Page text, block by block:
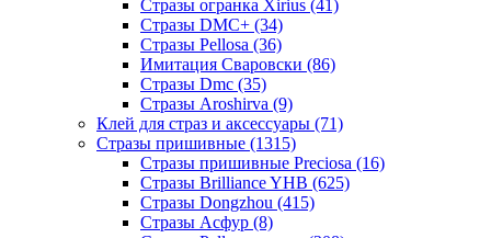
Стразы огранка Xirius (41)
Стразы DMC+ (34)
Стразы Pellosa (36)
Имитация Сваровски (86)
Стразы Dmc (35)
Стразы Aroshirva (9)
Клей для страз и аксессуары (71)
Стразы пришивные (1315)
Стразы пришивные Preciosa (16)
Стразы Brilliance YHB (625)
Стразы Dongzhou (415)
Стразы Асфур (8)